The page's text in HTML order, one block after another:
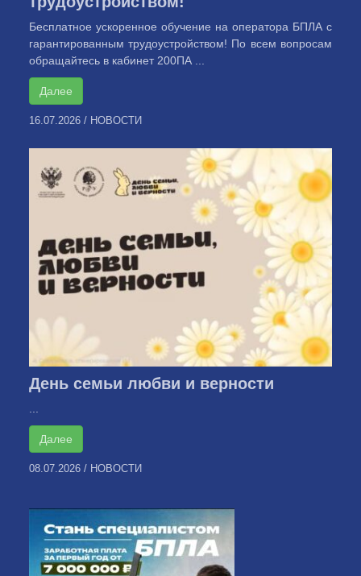
Бесплатное ускоренное обучение на оператора БПЛА с
гарантированным трудоустройством! По всем вопросам
обращайтесь в кабинет 200ПА ...
Далее
16.07.2026 / НОВОСТИ
День семьи любви и верности
Далее
08.07.2026 / НОВОСТИ